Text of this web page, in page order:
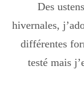
Des
hivernales,
différentes
testé mais